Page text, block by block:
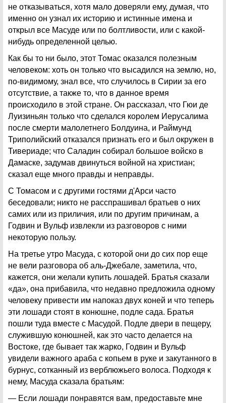
не отказываться, хотя мало доверяли ему, думая, что
именно он узнал их историю и истинные имена и
открыл все Масуде или по болтливости, или с какой-
нибудь определенной целью.
Как бы то ни было, этот Томас оказался полезным
человеком: хоть он только что высадился на землю, но,
по-видимому, знал все, что случилось в Сирии за его
отсутствие, а также то, что в данное время
происходило в этой стране. Он рассказал, что Гюи де
Луизиньян только что сделался королем Иерусалима
после смерти малолетнего Болдуина, и Раймунд
Триполийский отказался признать его и был окружен в
Тивериаде; что Саладин собирал большое войско в
Дамаске, задумав двинуться войной на христиан;
сказал еще много правды и неправды.
С Томасом и с другими гостями д'Арси часто
беседовали; никто не расспрашивал братьев о них
самих или из приличия, или по другим причинам, а
Годвин и Вульф извлекли из разговоров с ними
некоторую пользу.
На третье утро Масуда, с которой они до сих пор еще
не вели разговора об аль-Джебале, заметила, что,
кажется, они желали купить лошадей. Братья сказали
«да», она прибавила, что недавно предложила одному
человеку привести им напоказ двух коней и что теперь
эти лошади стоят в конюшне, подле сада. Братья
пошли туда вместе с Масудой. Подле двери в пещеру,
служившую конюшней, как это часто делается на
Востоке, где бывает так жарко, Годвин и Вульф
увидели важного араба с копьем в руке и закутанного в
бурнус, сотканный из верблюжьего волоса. Подходя к
нему, Масуда сказала братьям:
— Если лошади понравятся вам, предоставьте мне